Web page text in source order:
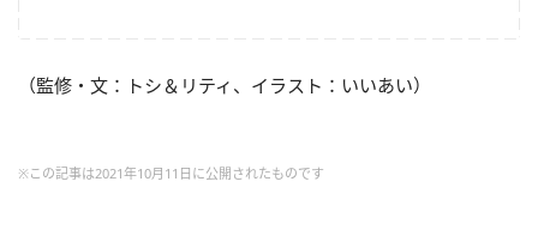
（監修・文：トシ＆リティ、イラスト：いいあい）
※この記事は2021年10月11日に公開されたものです